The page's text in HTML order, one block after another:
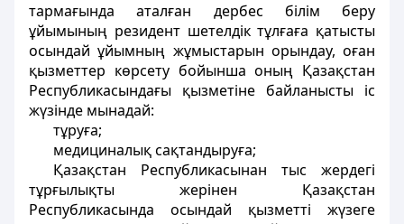
тармағында аталған дербес білім беру
ұйымының резидент шетелдiк тұлғаға қатысты
осындай ұйымның жұмыстарын орындау, оған
қызметтер көрсету бойынша оның Қазақстан
Республикасындағы қызметiне байланысты iс
жүзiнде мынадай:
тұруға;
медициналық сақтандыруға;
Қазақстан Республикасынан тыс жердегi
тұрғылықты жерiнен Қазақстан
Республикасында осындай қызметтi жүзеге